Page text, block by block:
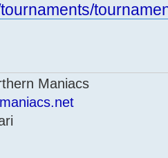
Maniacs